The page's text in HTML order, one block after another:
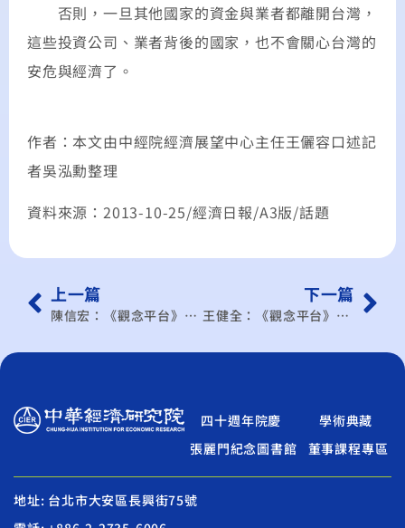
否則，一旦其他國家的資金與業者都離開台灣，
這些投資公司、業者背後的國家，也不會關心台灣的
安危與經濟了。
作者：本文由中經院經濟展望中心主任王儷容口述記
者吳泓勳整理
資料來源：2013-10-25/經濟日報/A3版/話題
上一篇
陳信宏：《觀念平台》從國際經驗 勾勒自由經濟島圖像
下一篇
王健全：《觀念平台》服貿協議對中小企業 只有衝擊沒有利益？
四十週年院慶
學術典藏
張麗門紀念圖書館
董事課程專區
地址: 台北市大安區長興街75號